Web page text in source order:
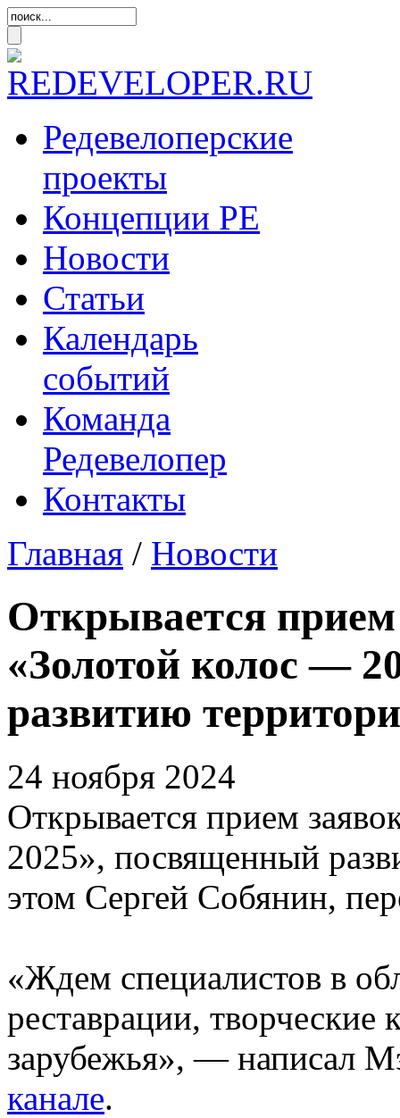
Редевелоперские
проекты
Концепции РЕ
Новости
Статьи
Календарь
событий
Команда
Редевелопер
Контакты
Главная / Новости
Открывается
«Золотой колос —
развитию
24 ноября 2024
Открывается прием
2025», посвященный
этом Сергей Собянин,
«Ждем специалистов в
реставрации, творческие
зарубежья», — написал
канале.